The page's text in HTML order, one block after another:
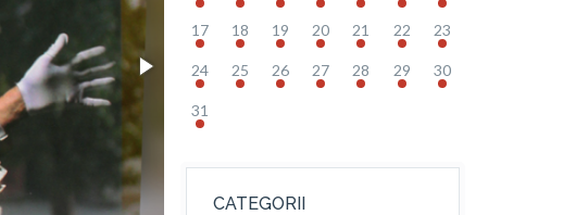
17 18 19 20 21 22 23
24 25 26 27 28 29 30
31
CATEGORII